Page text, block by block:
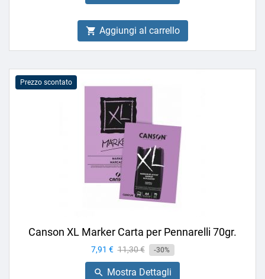
 Aggiungi al carrello
Prezzo scontato
Canson XL Marker Carta per Pennarelli 70gr.
Prezzo
7,91 € Prezzo
base
11,30 € -30%
 Mostra Dettagli